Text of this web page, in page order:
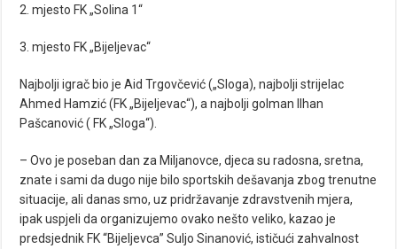
2. mjesto FK „Solina 1“
3. mjesto FK „Bijeljevac“
Najbolji igrač bio je Aid Trgovčević („Sloga), najbolji strijelac
Ahmed Hamzić (FK „Bijeljevac“), a najbolji golman Ilhan
Pašcanović ( FK „Sloga“).
– Ovo je poseban dan za Miljanovce, djeca su radosna, sretna,
znate i sami da dugo nije bilo sportskih dešavanja zbog trenutne
situacije, ali danas smo, uz pridržavanje zdravstvenih mjera,
ipak uspjeli da organizujemo ovako nešto veliko, kazao je
predsjednik FK “Bijeljevca” Suljo Sinanović, ističući zahvalnost